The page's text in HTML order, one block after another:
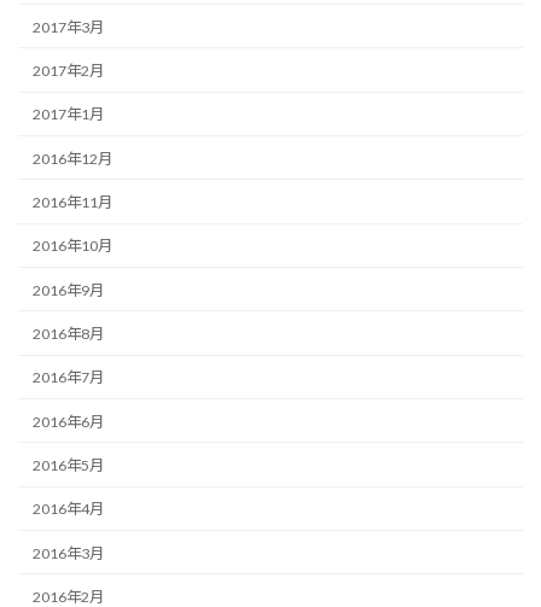
2017年3月
2017年2月
2017年1月
2016年12月
2016年11月
2016年10月
2016年9月
2016年8月
2016年7月
2016年6月
2016年5月
2016年4月
2016年3月
2016年2月